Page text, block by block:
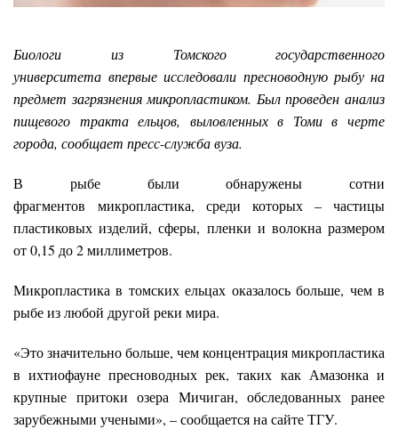
Биологи из Томского государственного
университета впервые исследовали пресноводную рыбу на
предмет загрязнения микропластиком. Был проведен анализ
пищевого тракта ельцов, выловленных в Томи в черте
города, сообщает пресс-служба вуза.
В рыбе были обнаружены сотни
фрагментов микропластика, среди которых – частицы
пластиковых изделий, сферы, пленки и волокна размером
от 0,15 до 2 миллиметров.
Микропластика в томских ельцах оказалось больше, чем в
рыбе из любой другой реки мира.
«Это значительно больше, чем концентрация микропластика
в ихтиофауне пресноводных рек, таких как Амазонка и
крупные притоки озера Мичиган, обследованных ранее
зарубежными учеными», – сообщается на сайте ТГУ.